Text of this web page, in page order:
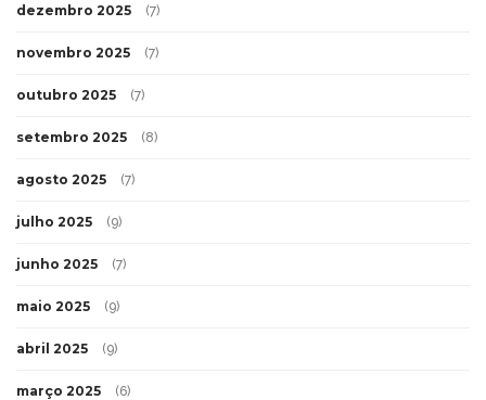
dezembro 2025 (7)
novembro 2025 (7)
outubro 2025 (7)
setembro 2025 (8)
agosto 2025 (7)
julho 2025 (9)
junho 2025 (7)
maio 2025 (9)
abril 2025 (9)
março 2025 (6)